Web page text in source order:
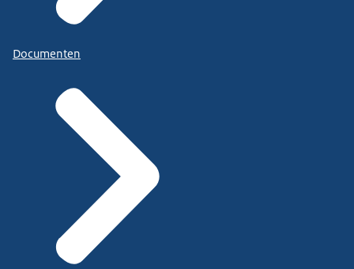
Documenten